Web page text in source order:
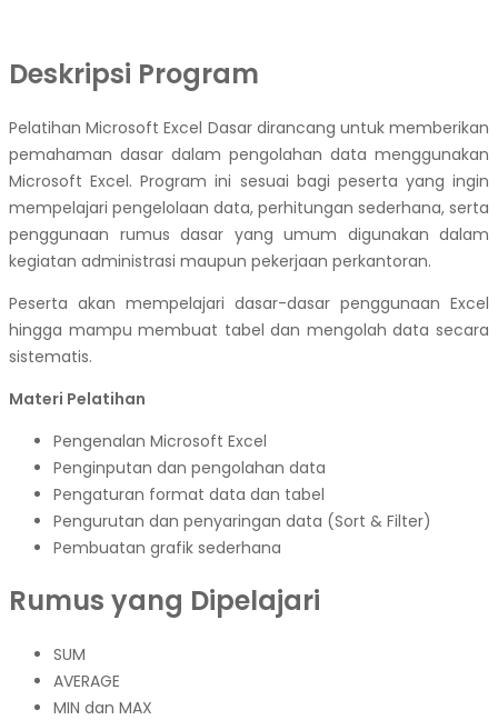
Deskripsi Program
Pelatihan Microsoft Excel Dasar dirancang untuk memberikan
pemahaman dasar dalam pengolahan data menggunakan
Microsoft Excel. Program ini sesuai bagi peserta yang ingin
mempelajari pengelolaan data, perhitungan sederhana, serta
penggunaan rumus dasar yang umum digunakan dalam
kegiatan administrasi maupun pekerjaan perkantoran.
Peserta akan mempelajari dasar-dasar penggunaan Excel
hingga mampu membuat tabel dan mengolah data secara
sistematis.
Materi Pelatihan
Pengenalan Microsoft Excel
Penginputan dan pengolahan data
Pengaturan format data dan tabel
Pengurutan dan penyaringan data (Sort & Filter)
Pembuatan grafik sederhana
Rumus yang Dipelajari
SUM
AVERAGE
MIN dan MAX